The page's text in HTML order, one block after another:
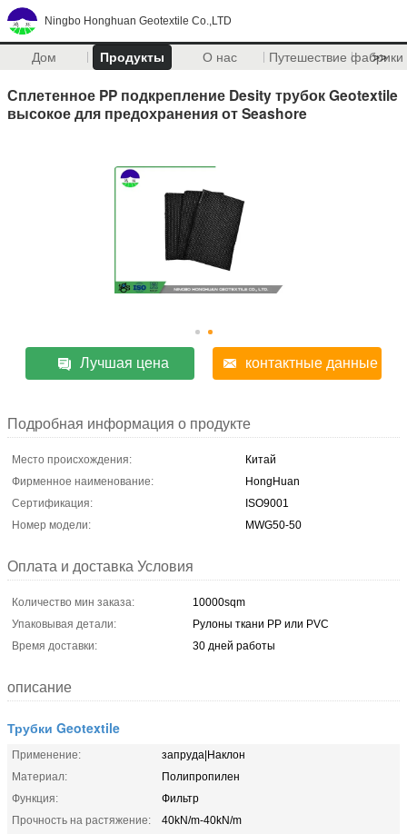
Ningbo Honghuan Geotextile Co.,LTD
Дом Продукты О нас Путешествие фабрики
>>
Сплетенное PP подкрепление Desity трубок Geotextile
высокое для предохранения от Seashore
Лучшая цена контактные данные
Подробная информация о продукте
Место происхождения:
Китай
Фирменное наименование:
HongHuan
Сертификация:
ISO9001
Номер модели:
MWG50-50
Оплата и доставка Условия
Количество мин заказа:
10000sqm
Упаковывая детали:
Рулоны ткани PP или PVC
Время доставки:
30 дней работы
описание
Трубки Geotextile
Применение:
запруда|Наклон
Материал:
Полипропилен
Функция:
Фильтр
Прочность на растяжение:
40kN/m-40kN/m